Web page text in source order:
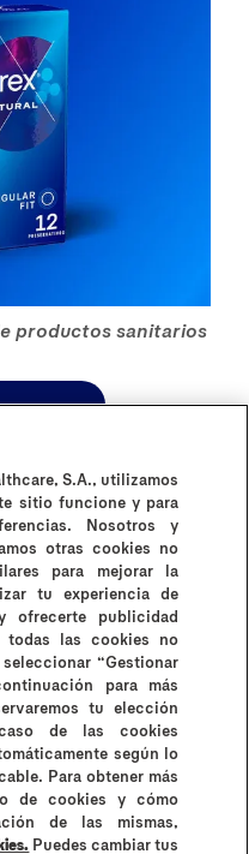
productos sanitarios
Contáctanos
de uso
S.A., utilizamos
sitio funcione y para
Nosotros y
otras cookies no
para mejorar la
tu experiencia de
ofrecerte publicidad
todas las cookies no
“Gestionar
para más
tu elección
de las cookies
según lo
Para obtener más
de cookies y cómo
de las mismas,
Puedes cambiar tus